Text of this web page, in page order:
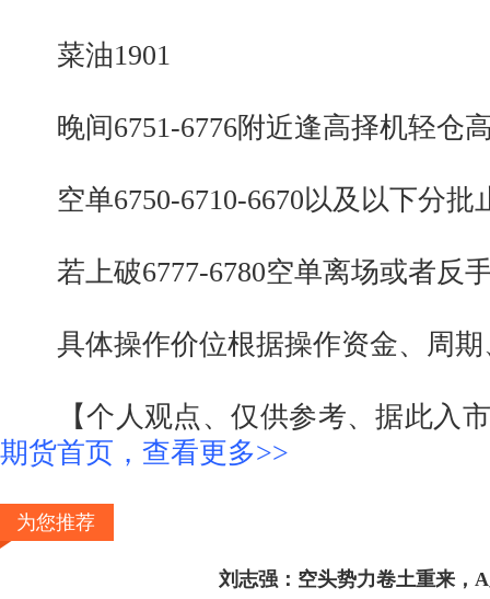
菜油1901
晚间6751-6776附近逢高择机轻仓
空单6750-6710-6670以及以下分批
若上破6777-6780空单离场或者反
具体操作价位根据操作资金、周期
【个人观点、仅供参考、据此入市
期货首页，查看更多>>
为您推荐
刘志强：空头势力卷土重来，